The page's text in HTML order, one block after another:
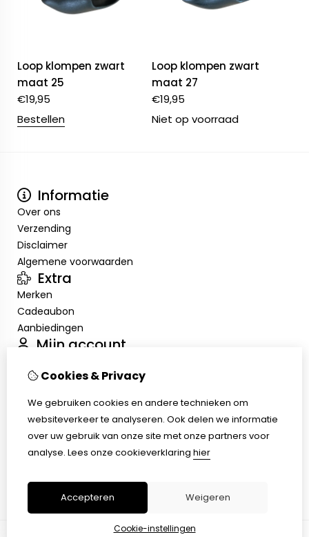
Loop klompen zwart
maat 25
€19,95
Bestellen
Loop klompen zwart
maat 27
€19,95
Niet op voorraad
Informatie
Over ons
Verzending
Disclaimer
Algemene voorwaarden
Extra
Merken
Cadeaubon
Aanbiedingen
Mijn account
Bestelhistorie
Nieuwsbrief
Klantenservice
Retourneren
Cookies & Privacy
We gebruiken cookies en andere technieken om
websiteverkeer te analyseren. Ook delen we informatie
over uw gebruik van onze site met onze partners voor
analyse. Lees onze cookieverklaring hier
Accepteren Weigeren
Cookie-instellingen